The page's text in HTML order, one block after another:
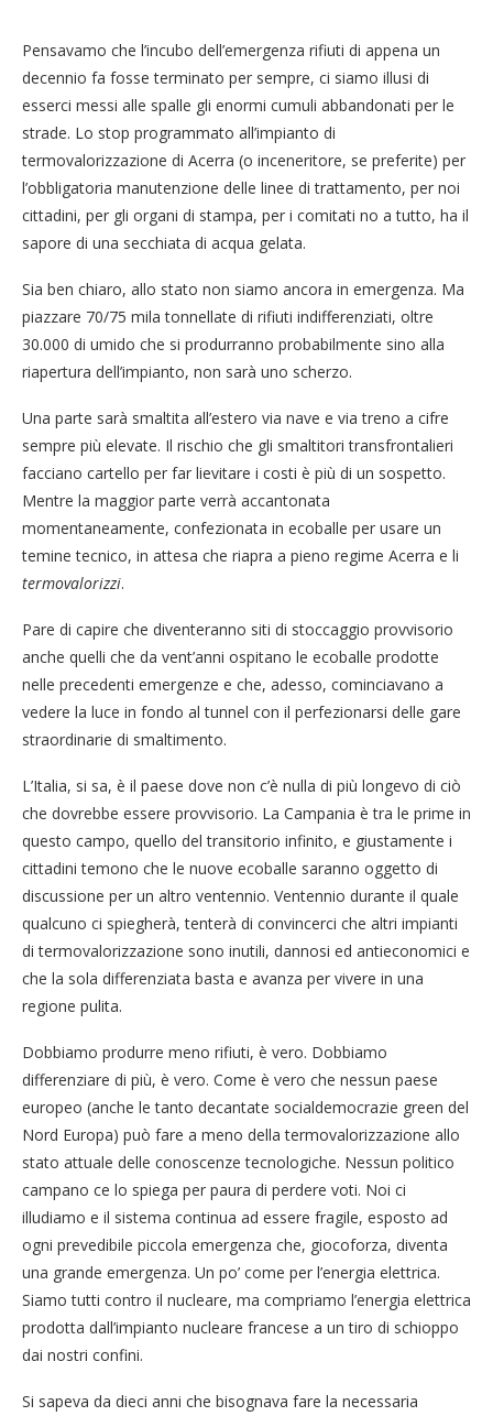
Pensavamo che l’incubo dell’emergenza rifiuti di appena un
decennio fa fosse terminato per sempre, ci siamo illusi di
esserci messi alle spalle gli enormi cumuli abbandonati per le
strade. Lo stop programmato all’impianto di
termovalorizzazione di Acerra (o inceneritore, se preferite) per
l’obbligatoria manutenzione delle linee di trattamento, per noi
cittadini, per gli organi di stampa, per i comitati no a tutto, ha il
sapore di una secchiata di acqua gelata.
Sia ben chiaro, allo stato non siamo ancora in emergenza. Ma
piazzare 70/75 mila tonnellate di rifiuti indifferenziati, oltre
30.000 di umido che si produrranno probabilmente sino alla
riapertura dell’impianto, non sarà uno scherzo.
Una parte sarà smaltita all’estero via nave e via treno a cifre
sempre più elevate. Il rischio che gli smaltitori transfrontalieri
facciano cartello per far lievitare i costi è più di un sospetto.
Mentre la maggior parte verrà accantonata
momentaneamente, confezionata in ecoballe per usare un
temine tecnico, in attesa che riapra a pieno regime Acerra e li
termovalorizzi.
Pare di capire che diventeranno siti di stoccaggio provvisorio
anche quelli che da vent’anni ospitano le ecoballe prodotte
nelle precedenti emergenze e che, adesso, cominciavano a
vedere la luce in fondo al tunnel con il perfezionarsi delle gare
straordinarie di smaltimento.
L’Italia, si sa, è il paese dove non c’è nulla di più longevo di ciò
che dovrebbe essere provvisorio. La Campania è tra le prime in
questo campo, quello del transitorio infinito, e giustamente i
cittadini temono che le nuove ecoballe saranno oggetto di
discussione per un altro ventennio. Ventennio durante il quale
qualcuno ci spiegherà, tenterà di convincerci che altri impianti
di termovalorizzazione sono inutili, dannosi ed antieconomici e
che la sola differenziata basta e avanza per vivere in una
regione pulita.
Dobbiamo produrre meno rifiuti, è vero. Dobbiamo
differenziare di più, è vero. Come è vero che nessun paese
europeo (anche le tanto decantate socialdemocrazie green del
Nord Europa) può fare a meno della termovalorizzazione allo
stato attuale delle conoscenze tecnologiche. Nessun politico
campano ce lo spiega per paura di perdere voti. Noi ci
illudiamo e il sistema continua ad essere fragile, esposto ad
ogni prevedibile piccola emergenza che, giocoforza, diventa
una grande emergenza. Un po’ come per l’energia elettrica.
Siamo tutti contro il nucleare, ma compriamo l’energia elettrica
prodotta dall’impianto nucleare francese a un tiro di schioppo
dai nostri confini.
Si sapeva da dieci anni che bisognava fare la necessaria